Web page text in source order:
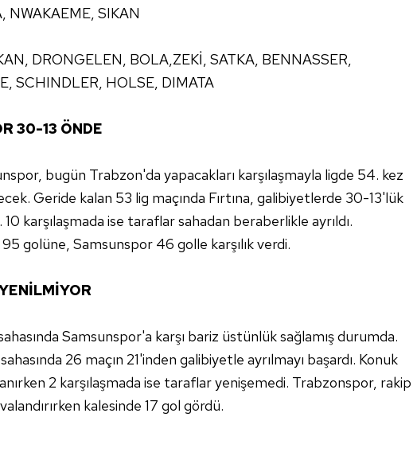
NWAKAEME, SIKAN
DRONGELEN, BOLA,ZEKİ, SATKA, BENNASSER,
SCHINDLER, HOLSE, DIMATA
30-13 ÖNDE
bugün Trabzon'da yapacakları karşılaşmayla ligde 54. kez
Geride kalan 53 lig maçında Fırtına, galibiyetlerde 30-13'lük
10 karşılaşmada ise taraflar sahadan beraberlikle ayrıldı.
golüne, Samsunspor 46 golle karşılık verdi.
Samsunspor'a karşı bariz üstünlük sağlamış durumda.
26 maçın 21'inden galibiyetle ayrılmayı başardı. Konuk
2 karşılaşmada ise taraflar yenişemedi. Trabzonspor, rakip
kalesinde 17 gol gördü.